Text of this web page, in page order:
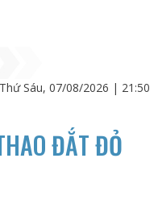
Thứ Sáu, 07/08/2026 | 21:50
ĐẮT ĐỎ